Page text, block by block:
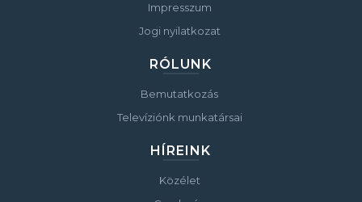
Impresszum
Jogi nyilatkozat
RÓLUNK
Bemutatkozás
Televíziónk munkatársai
HÍREINK
Közélet